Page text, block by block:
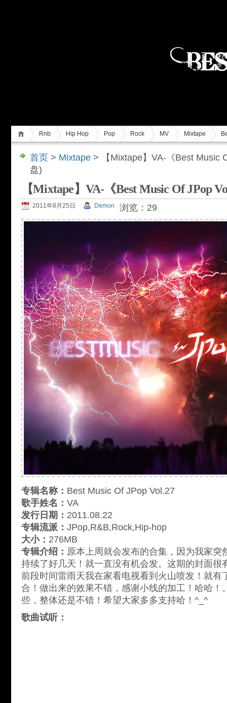
Rnb Hip Hop Pop Rock MV Mixtape
首页 > Mixtape > 【Mixtape】VA-《Best Music
盘)
【Mixtape】VA-《Best Music Of JPop
2011年8月25日 Demon 浏览：29
专辑名称： Best Music Of JPop Vol.27
歌手姓名： VA
发行日期： 2011.08.22
专辑流派： JPop,R&B,Rock,Hip-hop
大小： 276MB
专辑介绍： 原本上周就会发布的合集，因为我家突
持续了好几天！就一直没有机会发。这期的封面很
前段时间雷雨天我在家看电视看到火山喷发！就有
合！做出来的效果不错，感谢小线的加工！哈哈！
些，整体还是不错！希望大家多多支持哈！^_^
歌曲试听：